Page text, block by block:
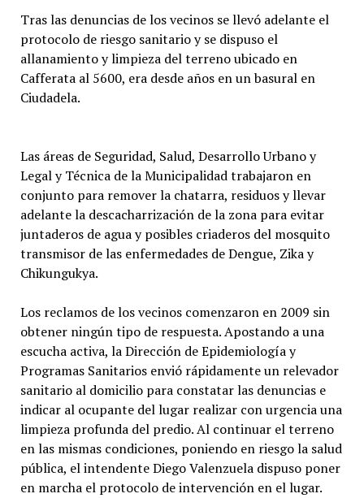
Tras las denuncias de los vecinos se llevó adelante el
protocolo de riesgo sanitario y se dispuso el
allanamiento y limpieza del terreno ubicado en
Cafferata al 5600, era desde años en un basural en
Ciudadela.
Las áreas de Seguridad, Salud, Desarrollo Urbano y
Legal y Técnica de la Municipalidad trabajaron en
conjunto para remover la chatarra, residuos y llevar
adelante la descacharrización de la zona para evitar
juntaderos de agua y posibles criaderos del mosquito
transmisor de las enfermedades de Dengue, Zika y
Chikungukya.
Los reclamos de los vecinos comenzaron en 2009 sin
obtener ningún tipo de respuesta. Apostando a una
escucha activa, la Dirección de Epidemiología y
Programas Sanitarios envió rápidamente un relevador
sanitario al domicilio para constatar las denuncias e
indicar al ocupante del lugar realizar con urgencia una
limpieza profunda del predio. Al continuar el terreno
en las mismas condiciones, poniendo en riesgo la salud
pública, el intendente Diego Valenzuela dispuso poner
en marcha el protocolo de intervención en el lugar.